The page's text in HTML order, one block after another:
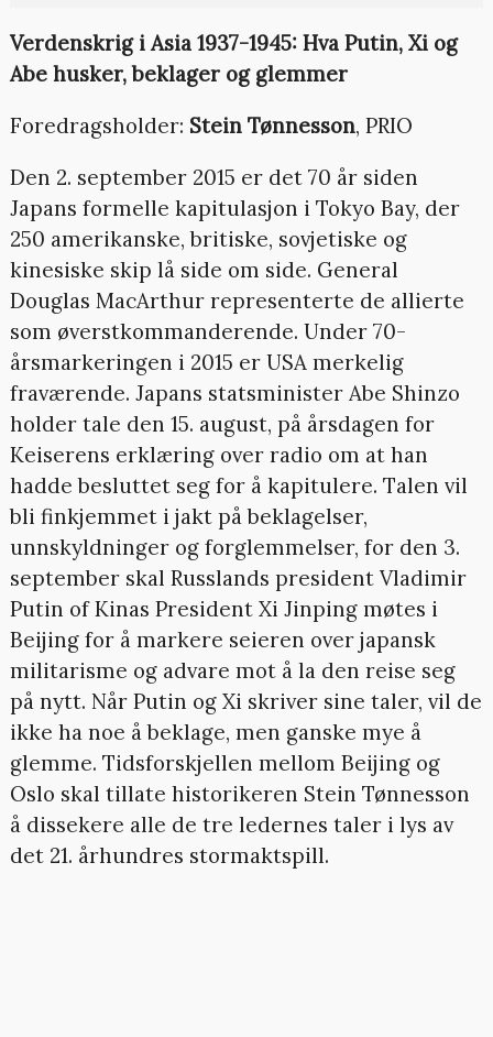
Verdenskrig i Asia 1937-1945: Hva Putin, Xi og
Abe husker, beklager og glemmer
Foredragsholder: Stein Tønnesson, PRIO
Den 2. september 2015 er det 70 år siden
Japans formelle kapitulasjon i Tokyo Bay, der
250 amerikanske, britiske, sovjetiske og
kinesiske skip lå side om side. General
Douglas MacArthur representerte de allierte
som øverstkommanderende. Under 70-
årsmarkeringen i 2015 er USA merkelig
fraværende. Japans statsminister Abe Shinzo
holder tale den 15. august, på årsdagen for
Keiserens erklæring over radio om at han
hadde besluttet seg for å kapitulere. Talen vil
bli finkjemmet i jakt på beklagelser,
unnskyldninger og forglemmelser, for den 3.
september skal Russlands president Vladimir
Putin of Kinas President Xi Jinping møtes i
Beijing for å markere seieren over japansk
militarisme og advare mot å la den reise seg
på nytt. Når Putin og Xi skriver sine taler, vil de
ikke ha noe å beklage, men ganske mye å
glemme. Tidsforskjellen mellom Beijing og
Oslo skal tillate historikeren Stein Tønnesson
å dissekere alle de tre ledernes taler i lys av
det 21. århundres stormaktspill.